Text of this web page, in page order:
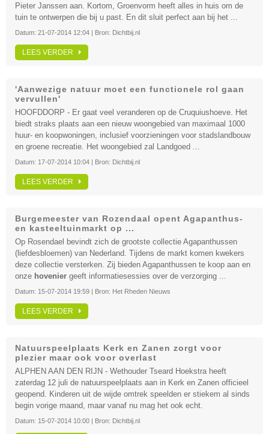
Pieter Janssen aan. Kortom, Groenvorm heeft alles in huis om de
tuin te ontwerpen die bij u past. En dit sluit perfect aan bij het ...
Datum: 21-07-2014 12:04 | Bron: Dichtbij.nl
LEES VERDER
'Aanwezige natuur moet een functionele rol gaan
vervullen'
HOOFDDORP - Er gaat veel veranderen op de Cruquiushoeve. Het
biedt straks plaats aan een nieuw woongebied van maximaal 1000
huur- en koopwoningen, inclusief voorzieningen voor stadslandbouw
en groene recreatie. Het woongebied zal Landgoed ...
Datum: 17-07-2014 10:04 | Bron: Dichtbij.nl
LEES VERDER
Burgemeester van Rozendaal opent Agapanthus-
en kasteeltuinmarkt op ...
Op Rosendael bevindt zich de grootste collectie Agapanthussen
(liefdesbloemen) van Nederland. Tijdens de markt komen kwekers
deze collectie versterken. Zij bieden Agapanthussen te koop aan en
onze hovenier geeft informatiesessies over de verzorging ...
Datum: 15-07-2014 19:59 | Bron: Het Rheden Nieuws
LEES VERDER
Natuurspeelplaats Kerk en Zanen zorgt voor
plezier maar ook voor overlast
ALPHEN AAN DEN RIJN - Wethouder Tseard Hoekstra heeft
zaterdag 12 juli de natuurspeelplaats aan in Kerk en Zanen officieel
geopend. Kinderen uit de wijde omtrek speelden er stiekem al sinds
begin vorige maand, maar vanaf nu mag het ook echt.
Datum: 15-07-2014 10:00 | Bron: Dichtbij.nl